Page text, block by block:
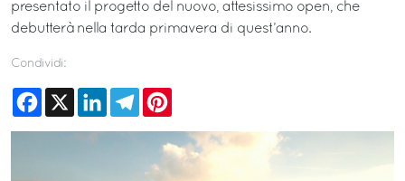
presentato il progetto del nuovo, attesissimo open, che
debutterà nella tarda primavera di quest’anno.
Condividi:
Facebook
X LinkedInTelegram